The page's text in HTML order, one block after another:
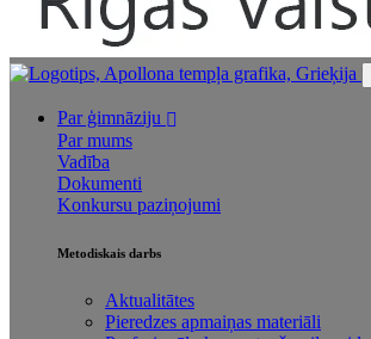
Par ģimnāziju
Par mums
Vadība
Dokumenti
Konkursu paziņojumi
Metodiskais darbs
Aktualitātes
Pieredzes apmaiņas materiāli